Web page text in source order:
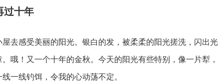
过十年
感受美丽的阳光。银白的发，被柔柔的阳光搓洗，闪出光
哦！又一个十年的金秋。今天的阳光有些特别，像一片犁，
一线钓饵，令我的心动荡不定。